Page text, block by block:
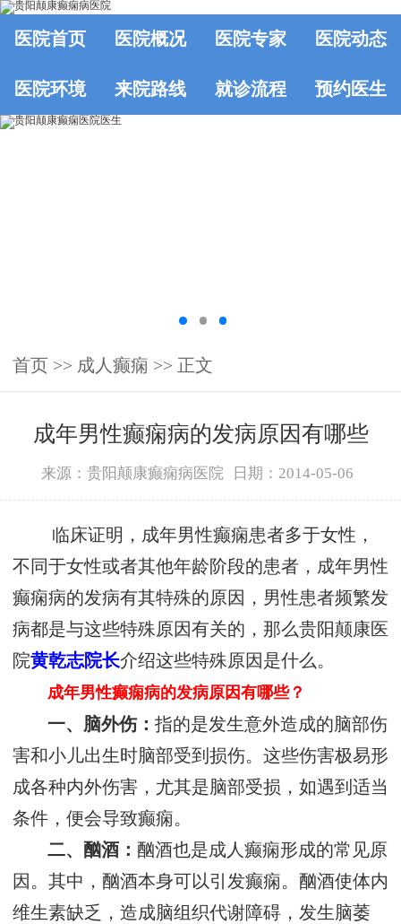
医院首页 医院概况 医院专家 医院动态
医院环境 来院路线 就诊流程 预约医生
首页 >> 成人癫痫 >> 正文
成年男性癫痫病的发病原因有哪些
来源：贵阳颠康癫痫病医院 日期：2014-05-06
临床证明，成年男性癫痫患者多于女性，
不同于女性或者其他年龄阶段的患者，成年男性
癫痫病的发病有其特殊的原因，男性患者频繁发
病都是与这些特殊原因有关的，那么贵阳颠康医
院黄乾志院长介绍这些特殊原因是什么。
成年男性癫痫病的发病原因有哪些？
一、脑外伤：指的是发生意外造成的脑部伤
害和小儿出生时脑部受到损伤。这些伤害极易形
成各种内外伤害，尤其是脑部受损，如遇到适当
条件，便会导致癫痫。
二、酗酒： 酗酒也是成人癫痫形成的常见原
因。其中，酗酒本身可以引发癫痫。酗酒使体内
维生素缺乏，造成脑组织代谢障碍，发生脑萎